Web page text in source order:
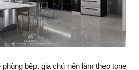
bếp, gia chủ nên làm theo tone